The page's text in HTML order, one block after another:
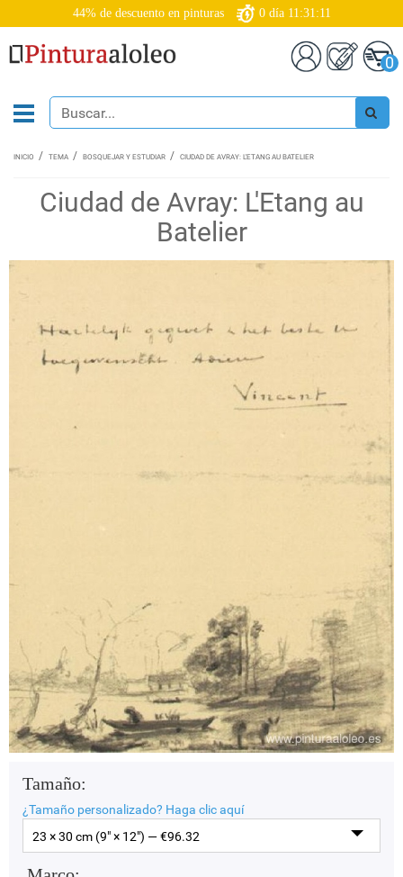
44% de descuento en pinturas 0 día 11:31:10
0
INICIO TEMA BOSQUEJAR Y ESTUDIAR CIUDAD DE AVRAY: L'ETANG AU BATELIER
Ciudad de Avray: L'Etang au
Batelier
Tamaño:
¿Tamaño personalizado? Haga clic aquí
23 × 30 cm (9" × 12") — €96.32